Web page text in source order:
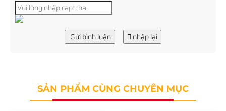
Gửi bình luận nhập lại
SẢN PHẨM CÙNG CHUYÊN MỤC